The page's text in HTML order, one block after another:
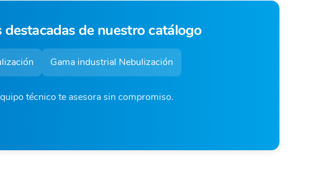
de nuestro catálogo
Gama industrial Nebulización
técnico te asesora sin compromiso.